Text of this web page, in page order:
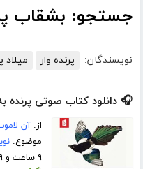
جستجو: بشقاب
نویسندگان: پرنده وار میلاد
🎧 دانلود کتاب صوتی پرنده
از:آن
موضوع:
۹ ساعت و ۵۹ دقیقه